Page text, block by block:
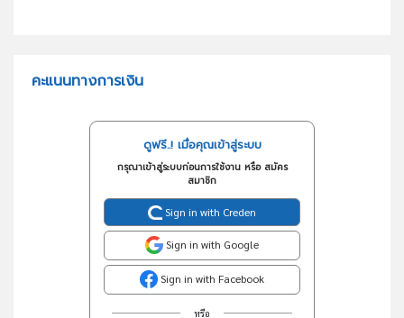
คะแนนทางการเงิน
ดูฟรี..! เมื่อคุณเข้าสู่ระบบ
กรุณาเข้าสู่ระบบก่อนการใช้งาน หรือ สมัคร
สมาชิก
Sign in with Creden
Sign in with Google
Sign in with Facebook
หรือ